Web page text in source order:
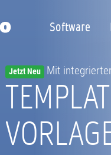
Jetzt Neu Mit
Software